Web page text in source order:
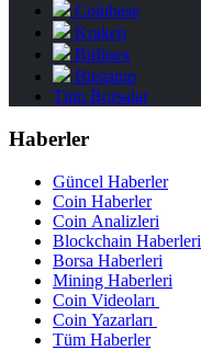
Coinbase
Kraken
Bitfinex
Bitstamp
Tüm Borsalar
Haberler
Güncel Haberler
Coin Haberler
Coin Analizleri
Blockchain Haberleri
Borsa Haberleri
Mining Haberleri
Coin Videoları
Coin Yazarları
Tüm Haberler